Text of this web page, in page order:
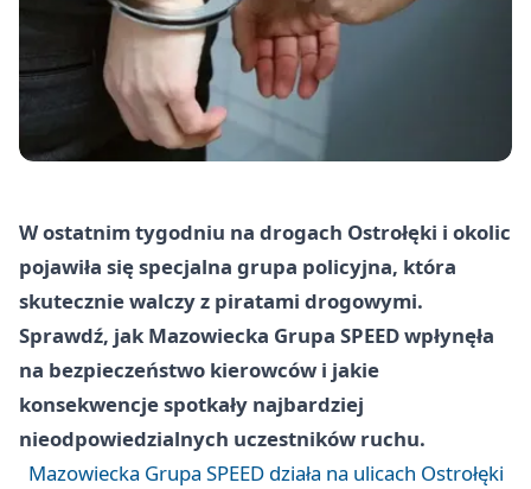
W ostatnim tygodniu na drogach Ostrołęki i okolic
pojawiła się specjalna grupa policyjna, która
skutecznie walczy z piratami drogowymi.
Sprawdź, jak Mazowiecka Grupa SPEED wpłynęła
na bezpieczeństwo kierowców i jakie
konsekwencje spotkały najbardziej
nieodpowiedzialnych uczestników ruchu.
Mazowiecka Grupa SPEED działa na ulicach Ostrołęki